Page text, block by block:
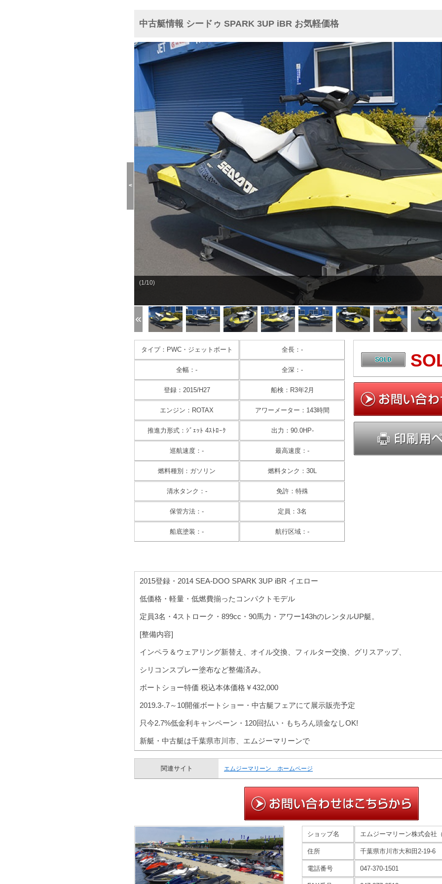
中古艇情報 シードゥ SPARK 3UP iBR お気軽価格
<
(1/10)
タイプ：PWC・ジェットボート 全長：-
全幅：- 全深：-
登録：2015/H27 船検：R3年2月
エンジン：ROTAX アワーメーター：143時間
推進力形式：ｼﾞｪｯﾄ 4ｽﾄﾛｰｸ 出力：90.0HP-
巡航速度：- 最高速度：-
燃料種別：ガソリン 燃料タンク：30L
清水タンク：- 免許：特殊
保管方法：- 定員：3名
船底塗装：- 航行区域：-
2015登録・2014 SEA-DOO SPARK 3UP iBR イエロー
低価格・軽量・低燃費揃ったコンパクトモデル
定員3名・4ストローク・899cc・90馬力・アワー143hのレンタルUP艇。
[整備内容]
インペラ＆ウェアリング新替え、オイル交換、フィルター交換、グリスアップ、
シリコンスプレー塗布など整備済み。
ボートショー特価 税込本体価格￥432,000
2019.3-.7～10開催ボートショー・中古艇フェアにて展示販売予定
只今2.7%低金利キャンペーン・120回払い・もちろん頭金なしOK!
新艇・中古艇は千葉県市川市、エムジーマリーンで
関連サイト エムジーマリーン ホームページ
ショップ名 エムジーマリーン株式会社
住所 千葉県市川市大和田2-19-6
電話番号 047-370-1501